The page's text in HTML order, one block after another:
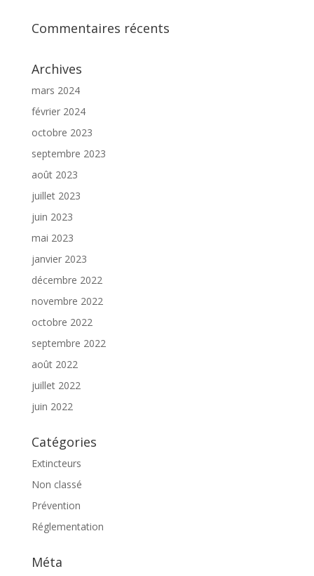
Commentaires récents
Archives
mars 2024
février 2024
octobre 2023
septembre 2023
août 2023
juillet 2023
juin 2023
mai 2023
janvier 2023
décembre 2022
novembre 2022
octobre 2022
septembre 2022
août 2022
juillet 2022
juin 2022
Catégories
Extincteurs
Non classé
Prévention
Réglementation
Méta